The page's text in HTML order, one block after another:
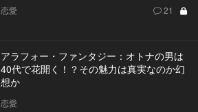
恋愛 21
アラフォー・ファンタジー：オトナの男は
40代で花開く！？その魅力は真実なのか幻
想か
恋愛